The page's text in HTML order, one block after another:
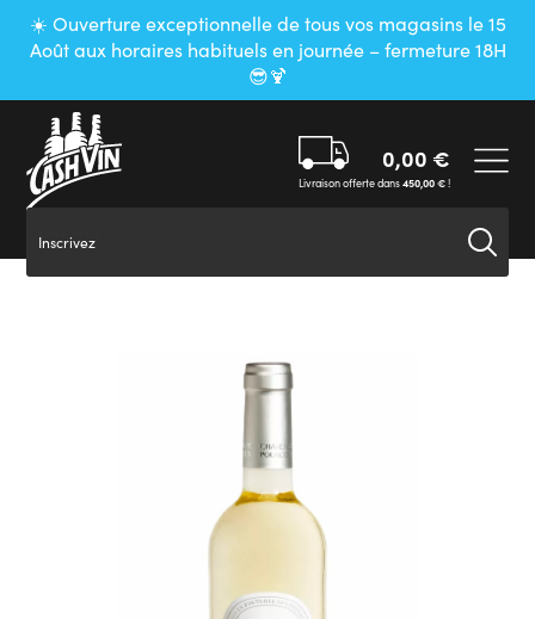
☀️ Ouverture exceptionnelle de tous vos magasins le 15
Août aux horaires habituels en journée – fermeture 18H
😎🍹
Inscrivez
0,00 €
Livraison offerte dans450,00€!
Panneau de gestion des cookies